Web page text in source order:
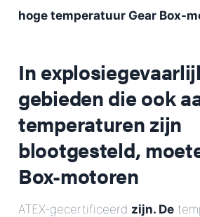
hoge temperatuur Gear Box-
In
gebieden die ook
temperaturen zijn
blootgesteld,
Box-motoren
ATEX-gecertificeerd zijn. De